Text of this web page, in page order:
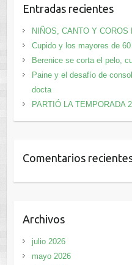
Entradas recientes
NIÑOS, CANTO Y COROS
Cupido y los mayores de 60
Berenice se corta el pelo,
Paine y el desafío de
docta
PARTIÓ LA TEMPORADA
Comentarios
Archivos
julio 2026
mayo 2026